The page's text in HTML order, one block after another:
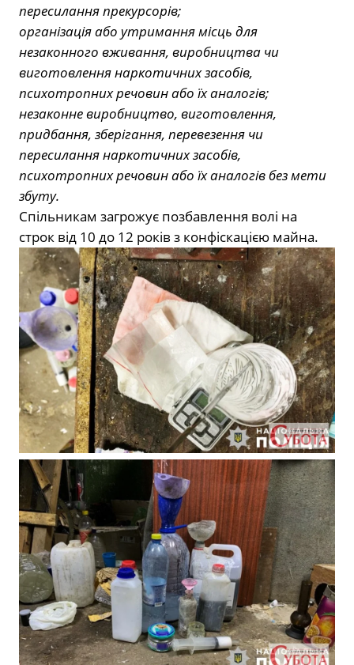
пересилання прекурсорів;
організація або утримання місць для
незаконного вживання, виробництва чи
виготовлення наркотичних засобів,
психотропних речовин або їх аналогів;
незаконне виробництво, виготовлення,
придбання, зберігання, перевезення чи
пересилання наркотичних засобів,
психотропних речовин або їх аналогів без мети
збуту.
Cпільникам загрожує позбавлення волі на
строк від 10 до 12 років з конфіскацією майна.